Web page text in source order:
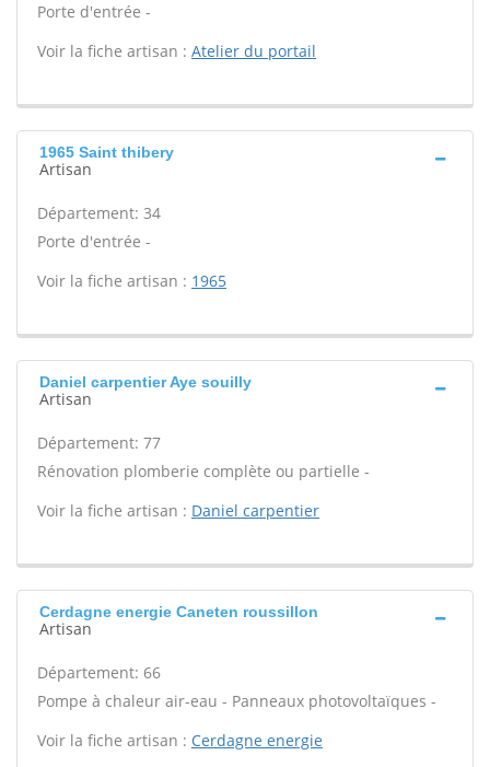
Porte d'entrée -
Voir la fiche artisan : Atelier du portail
1965 Saint thibery
Artisan
Département: 34
Porte d'entrée -
Voir la fiche artisan : 1965
Daniel carpentier Aye souilly
Artisan
Département: 77
Rénovation plomberie complète ou partielle -
Voir la fiche artisan : Daniel carpentier
Cerdagne energie Caneten roussillon
Artisan
Département: 66
Pompe à chaleur air-eau - Panneaux photovoltaïques -
Voir la fiche artisan : Cerdagne energie